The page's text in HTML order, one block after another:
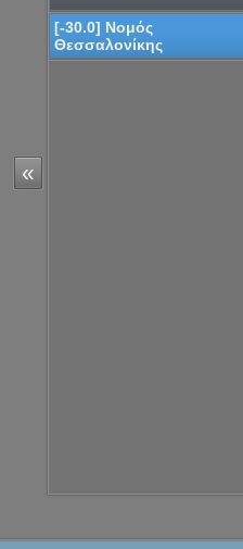
«
[-30.0] Νομός
Θεσσαλονίκης